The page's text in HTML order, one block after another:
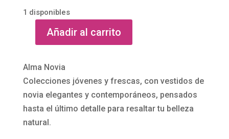
1 disponibles
Vestido
novia
en
guipur
y
georgette
Añadir al carrito
Alma Novia
Colecciones jóvenes y frescas, con vestidos de
novia elegantes y contemporáneos, pensados
hasta el último detalle para resaltar tu belleza
natural.